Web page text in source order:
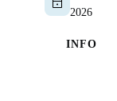
2026
INFO